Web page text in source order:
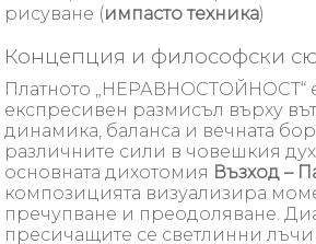
рисуване (импасто техника)
Концепция и философски
Платното „НЕРАВНОСТОЙНОСТ“
експресивен размисъл върху
динамика, баланса и вечната
различните сили в човешкия
основната дихотомия Възход –
композицията визуализира
пречупване и преодоляване.
пресичащите се светлинни лъчи